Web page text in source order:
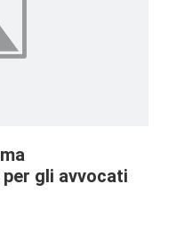
gli avvocati